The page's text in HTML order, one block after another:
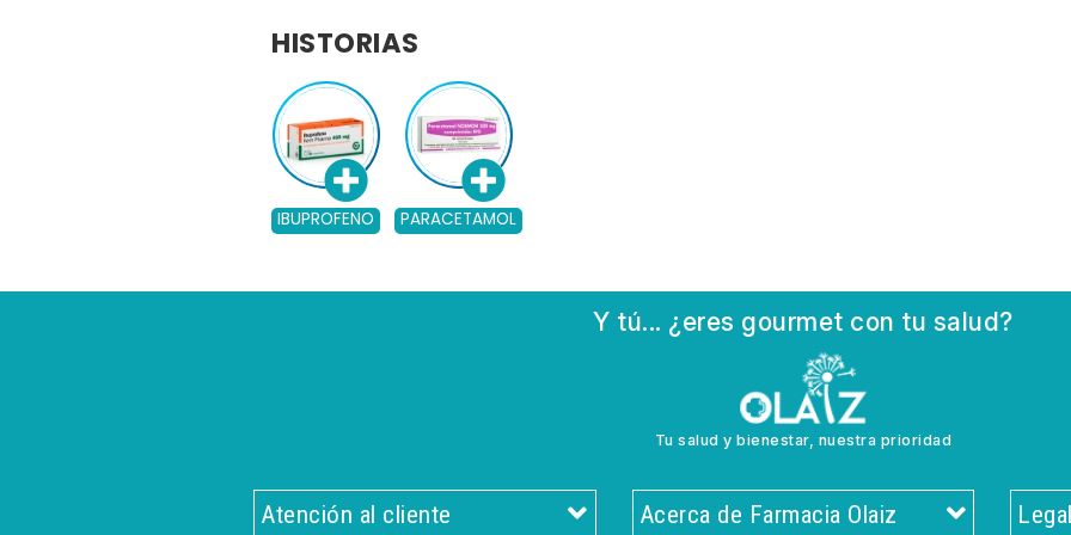
HISTORIAS
IBUPROFENO PARACETAMOL
Y tú... ¿eres gourmet con tu salud?
Tu salud y bienestar, nuestra prioridad
Atención al cliente Acerca de Farmacia Olaiz